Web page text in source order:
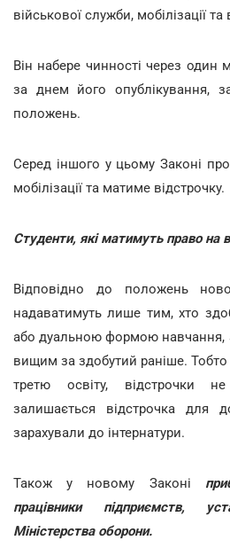
військової служби, мобілізації та
Він набере чинності через один
за днем його опублікування,
положень.
Серед іншого у цьому Законі
мобілізації та матиме відстрочку.
Студенти, які матимуть право на
Відповідно до положень
надаватимуть лише тим, хто
або дуальною формою навчання,
вищим за здобутий раніше. Тобто
третю освіту, відстрочки
залишається відстрочка для
зарахували до інтернатури.
Також у новому Законі
працівники підприємств,
Міністерства оборони.